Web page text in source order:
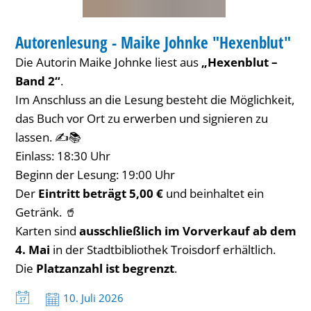
KATEGORIE: BIBLIOTHEK
Autorenlesung - Maike Johnke "Hexenblut"
Die Autorin Maike Johnke liest aus „Hexenblut –
Band 2“.
Im Anschluss an die Lesung besteht die Möglichkeit,
das Buch vor Ort zu erwerben und signieren zu
lassen. ✍️📚
Einlass: 18:30 Uhr
Beginn der Lesung: 19:00 Uhr
Der Eintritt beträgt 5,00 € und beinhaltet ein
Getränk. 🥤
Karten sind ausschließlich im Vorverkauf ab dem
4. Mai in der Stadtbibliothek Troisdorf erhältlich.
Die Platzanzahl ist begrenzt.
Datum:
10. Juli 2026